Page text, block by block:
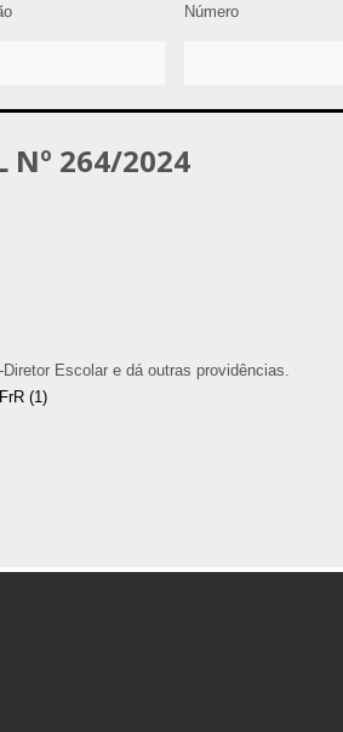
Número
Nº 264/2024
Escolar e dá outras providências.
(1)